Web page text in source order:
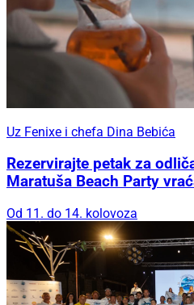
Uz Fenixe i chefa Dina Bebića
Rezervirajte petak za
Maratuša Beach Party
Od 11. do 14. kolovoza